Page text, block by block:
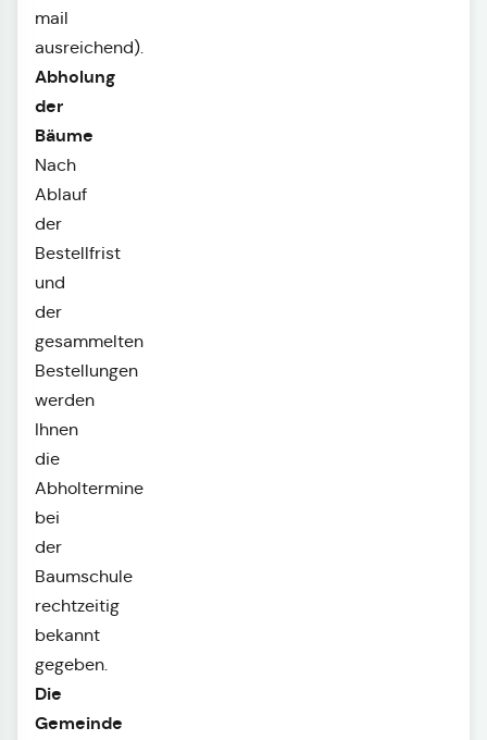
mail
ausreichend).
Abholung
der
Bäume
Nach
Ablauf
der
Bestellfrist
und
der
gesammelten
Bestellungen
werden
Ihnen
die
Abholtermine
bei
der
Baumschule
rechtzeitig
bekannt
gegeben.
Die
Gemeinde